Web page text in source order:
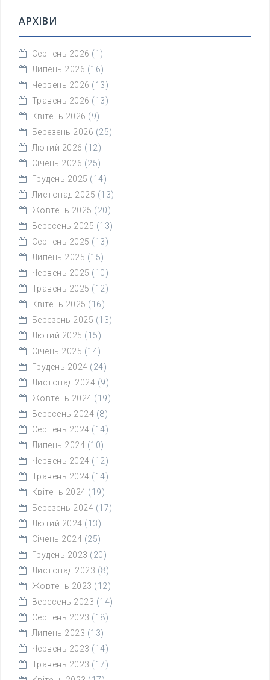
АРХІВИ
Серпень 2026 (1)
Липень 2026 (16)
Червень 2026 (13)
Травень 2026 (13)
Квітень 2026 (9)
Березень 2026 (25)
Лютий 2026 (12)
Січень 2026 (25)
Грудень 2025 (14)
Листопад 2025 (13)
Жовтень 2025 (20)
Вересень 2025 (13)
Серпень 2025 (13)
Липень 2025 (15)
Червень 2025 (10)
Травень 2025 (12)
Квітень 2025 (16)
Березень 2025 (13)
Лютий 2025 (15)
Січень 2025 (14)
Грудень 2024 (24)
Листопад 2024 (9)
Жовтень 2024 (19)
Вересень 2024 (8)
Серпень 2024 (14)
Липень 2024 (10)
Червень 2024 (12)
Травень 2024 (14)
Квітень 2024 (19)
Березень 2024 (17)
Лютий 2024 (13)
Січень 2024 (25)
Грудень 2023 (20)
Листопад 2023 (8)
Жовтень 2023 (12)
Вересень 2023 (14)
Серпень 2023 (18)
Липень 2023 (13)
Червень 2023 (14)
Травень 2023 (17)